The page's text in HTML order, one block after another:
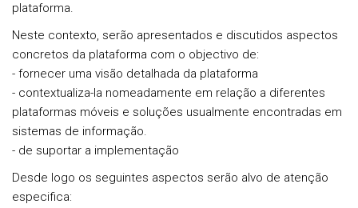
plataforma.
Neste contexto, serão apresentados e discutidos aspectos
concretos da plataforma com o objectivo de:
- fornecer uma visão detalhada da plataforma
- contextualiza-la nomeadamente em relação a diferentes
plataformas móveis e soluções usualmente encontradas em
sistemas de informação.
- de suportar a implementação
Desde logo os seguintes aspectos serão alvo de atenção
especifica: